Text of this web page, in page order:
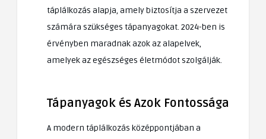
táplálkozás alapja, amely biztosítja a szervezet
számára szükséges tápanyagokat. 2024-ben is
érvényben maradnak azok az alapelvek,
amelyek az egészséges életmódot szolgálják.
Tápanyagok és Azok Fontossága
A modern táplálkozás középpontjában a